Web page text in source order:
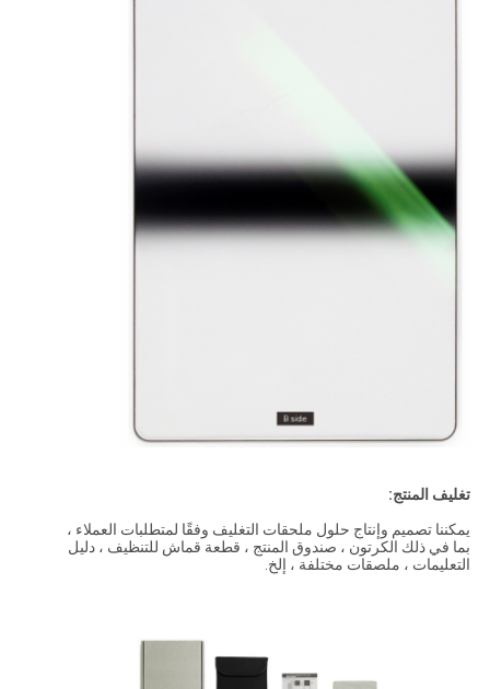
تغليف المنتج:
يمكننا تصميم وإنتاج حلول ملحقات التغليف وفقًا لمتطلبات العملاء ،
بما في ذلك الكرتون ، صندوق المنتج ، قطعة قماش للتنظيف ، دليل
التعليمات ، ملصقات مختلفة ، إلخ.